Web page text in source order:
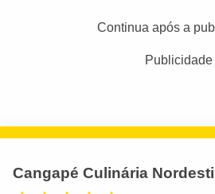
Continua após a
Publicidade
Cangapé Culinária